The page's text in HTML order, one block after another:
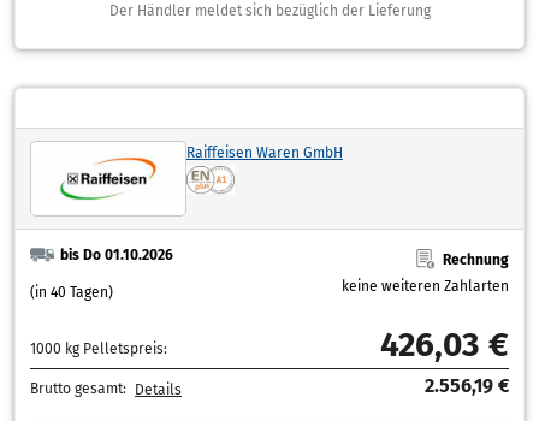
Der Händler meldet sich bezüglich der Lieferung
Raiffeisen Waren GmbH
bis Do 01.10.2026
(in 40 Tagen)
Rechnung
keine weiteren Zahlarten
1000 kg Pelletspreis: 426,03 €
Brutto gesamt: Details 2.556,19 €